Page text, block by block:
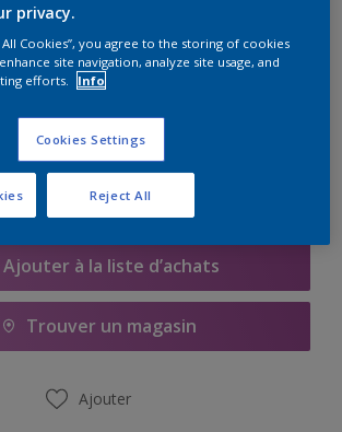
Calculateur de peinture
Ajouter à la liste d’achats
Trouver un magasin
Ajouter
privacy.
All Cookies”, you agree to the storing of cookies
site navigation, analyze site usage, and
efforts.
Info
Cookies Settings
Reject All